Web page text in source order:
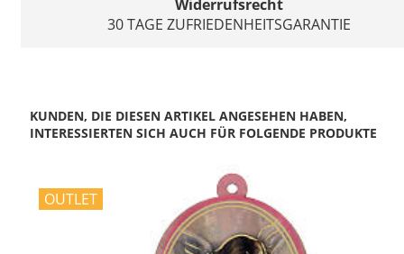
Widerrufsrecht
30 TAGE ZUFRIEDENHEITSGARANTIE
KUNDEN, DIE DIESEN ARTIKEL ANGESEHEN HABEN,
INTERESSIERTEN SICH AUCH FÜR FOLGENDE PRODUKTE
OUTLET